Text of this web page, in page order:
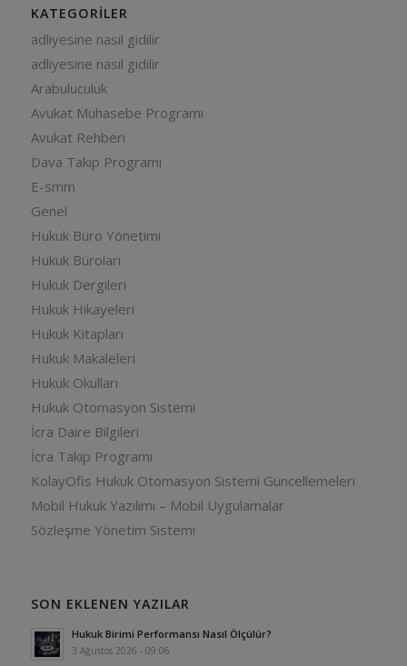
KATEGORILER
adliyesine nasıl gidilir
adliyesine nasıl gidilir
Arabuluculuk
Avukat Muhasebe Programı
Avukat Rehberi
Dava Takip Programı
E-smm
Genel
Hukuk Büro Yönetimi
Hukuk Büroları
Hukuk Dergileri
Hukuk Hikayeleri
Hukuk Kitapları
Hukuk Makaleleri
Hukuk Okulları
Hukuk Otomasyon Sistemi
İcra Daire Bilgileri
İcra Takip Programı
KolayOfis Hukuk Otomasyon Sistemi Güncellemeleri
Mobil Hukuk Yazılımı – Mobil Uygulamalar
Sözleşme Yönetim Sistemi
SON EKLENEN YAZILAR
Hukuk Birimi Performansı Nasıl Ölçülür?
3 Ağustos 2026 - 09:06